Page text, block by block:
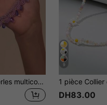
1 pièce Collier à perles multicouches fait main, chaîne de clavicule personnalisée, style bohème vintage, cadeau pour femmes, élégant et à la mode pour les fêtes et les occasions sociales
9
DH83.00